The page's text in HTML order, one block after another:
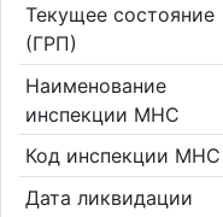
Текущее состояние
(ГРП)
Наименование
инспекции МНС
Код инспекции МНС
Дата ликвидации